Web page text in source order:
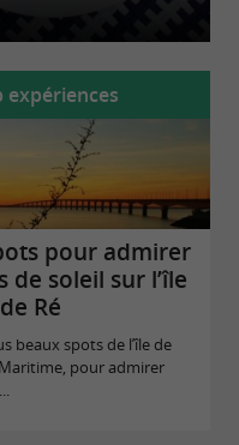
expériences
pour admirer
de soleil sur l’île
de Ré
beaux spots de l’île de
pour admirer